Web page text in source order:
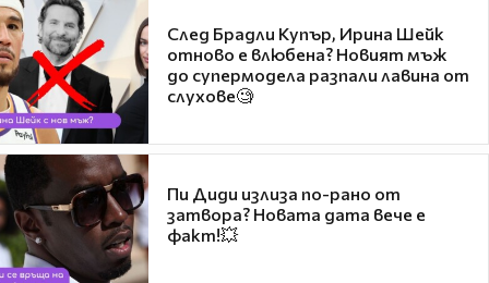
След Брадли Купър, Ирина Шейк
отново е влюбена? Новият мъж
до супермодела разпали лавина от
слухове🧐
Пи Диди излиза по-рано от
затвора? Новата дата вече е
факт!💥